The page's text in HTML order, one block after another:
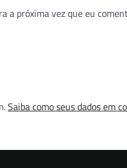
a próxima vez que eu
Saiba como seus dados em